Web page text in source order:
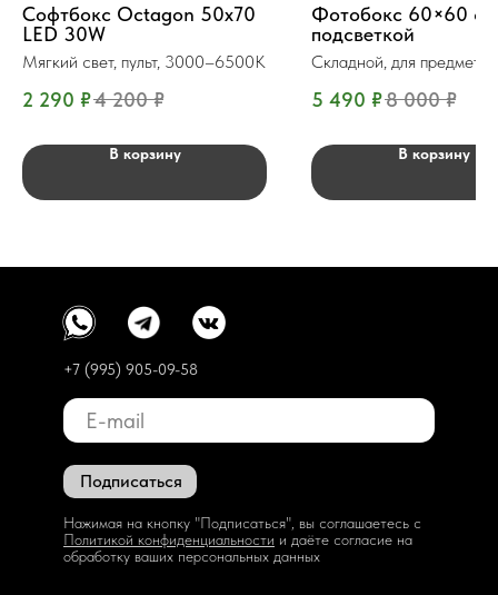
Софтбокс Octagon 50x70
LED 30W
Мягкий свет, пульт, 3000–6500K
2 290 ₽4 200 ₽
В корзину
Фотобокс 60×60 см
подсветкой
Складной, для
5 490 ₽8 000 ₽
В корзину
Подписаться
Нажимая на кнопку "Подписаться", вы соглашаетесь с
Политикой конфиденциальности и даёте согласие на
обработку ваших персональных данных
+7 (995) 905-09-58